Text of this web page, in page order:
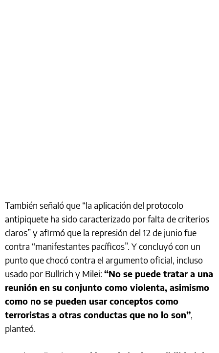
También señaló que “la aplicación del protocolo
antipiquete ha sido caracterizado por falta de criterios
claros” y afirmó que la represión del 12 de junio fue
contra “manifestantes pacíficos”. Y concluyó con un
punto que chocó contra el argumento oficial, incluso
usado por Bullrich y Milei: “No se puede tratar a una
reunión en su conjunto como violenta, asimismo
como no se pueden usar conceptos como
terroristas a otras conductas que no lo son”,
planteó.